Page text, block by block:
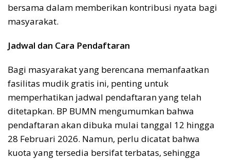
bersama dalam memberikan kontribusi nyata bagi
masyarakat.
Jadwal dan Cara Pendaftaran
Bagi masyarakat yang berencana memanfaatkan
fasilitas mudik gratis ini, penting untuk
memperhatikan jadwal pendaftaran yang telah
ditetapkan. BP BUMN mengumumkan bahwa
pendaftaran akan dibuka mulai tanggal 12 hingga
28 Februari 2026. Namun, perlu dicatat bahwa
kuota yang tersedia bersifat terbatas, sehingga